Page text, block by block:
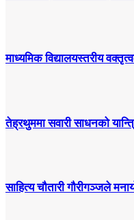
माध्यमिक विद्यालयस्तरीय
तेह्रथुममा सवारी साधनको
साहित्य चौतारी गौरीगञ्जले